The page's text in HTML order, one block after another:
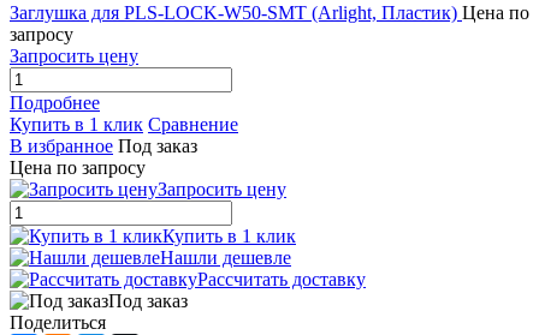
Заглушка для PLS-LOCK-W50-SMT (Arlight, Пластик) Цена по
запросу
Запросить цену
Подробнее
Купить в 1 клик Сравнение
В избранное Под заказ
Цена по запросу
Запросить цену
Купить в 1 клик
Нашли дешевле
Рассчитать доставку
Под заказ
Поделиться